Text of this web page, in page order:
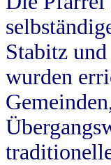
Stabitz
wurden